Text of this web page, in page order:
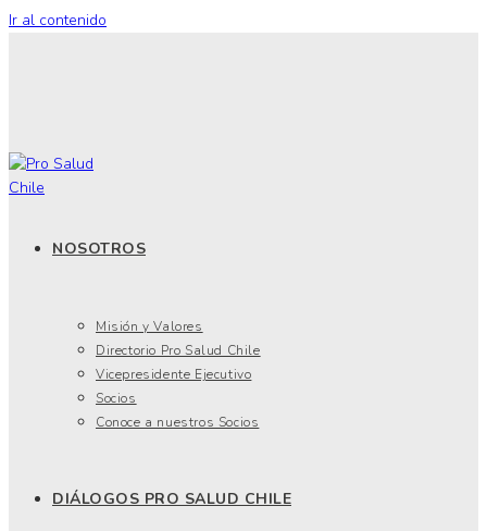
Ir al contenido
NOSOTROS
Misión y Valores
Directorio Pro Salud Chile
Vicepresidente Ejecutivo
Socios
Conoce a nuestros Socios
DIÁLOGOS PRO SALUD CHILE